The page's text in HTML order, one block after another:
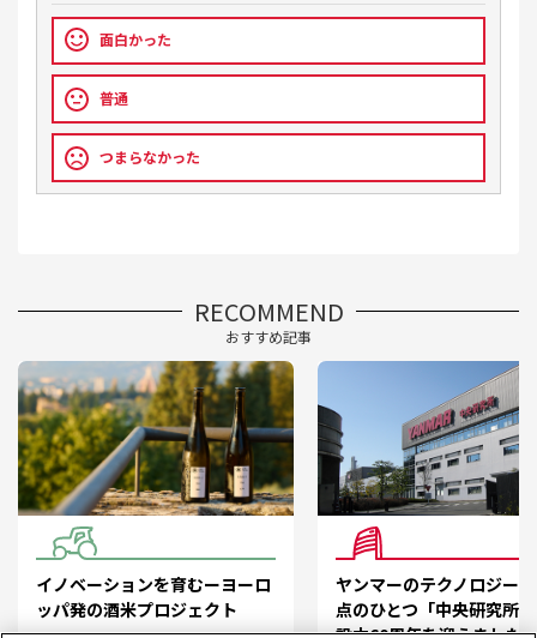
面白かった
普通
つまらなかった
RECOMMEND
おすすめ記事
イノベーションを育むーヨーロ
ッパ発の酒米プロジェクト
ヤンマーのテクノロジー
点のひとつ「中央研究所